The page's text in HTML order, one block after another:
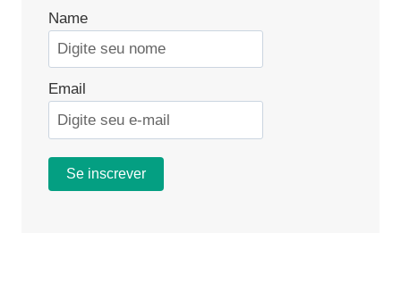
Name
Email